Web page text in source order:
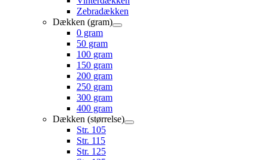
Zebradækken
Dækken (gram)
0 gram
50 gram
100 gram
150 gram
200 gram
250 gram
300 gram
400 gram
Dækken (størrelse)
Str. 105
Str. 115
Str. 125